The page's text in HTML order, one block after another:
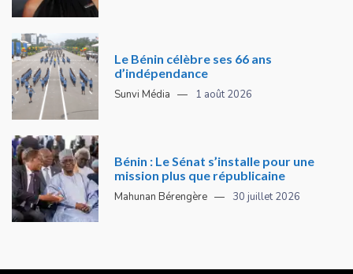
Le Bénin célèbre ses 66 ans
d’indépendance
Sunvi Média 1 août 2026
Bénin : Le Sénat s’installe pour une
mission plus que républicaine
Mahunan Bérengère 30 juillet 2026